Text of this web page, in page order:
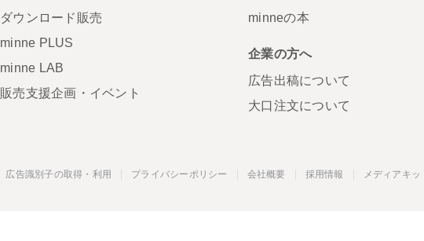
ダウンロード販売
minne PLUS
minne LAB
販売支援企画・イベント
minneの本
企業の方へ
広告出稿について
大口注文について
広告識別子の取得・利用 プライバシーポリシー 会社概要 採用情報 メディアキッ